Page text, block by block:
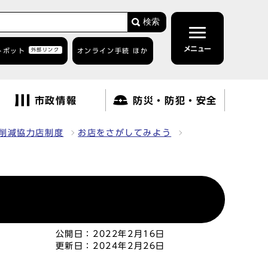
検索
ボット 外部リンク オンライン手続 ほか メニュー
市政情報 防災・防犯・安全
減協力店制度 お店をさがしてみよう
公開日： 2022年2月16日
更新日： 2024年2月26日